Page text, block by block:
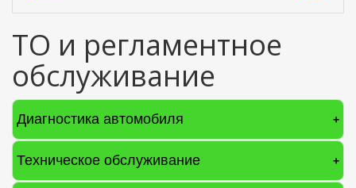
ТО и регламентное
обслуживание
Диагностика автомобиля +
Техническое обслуживание +